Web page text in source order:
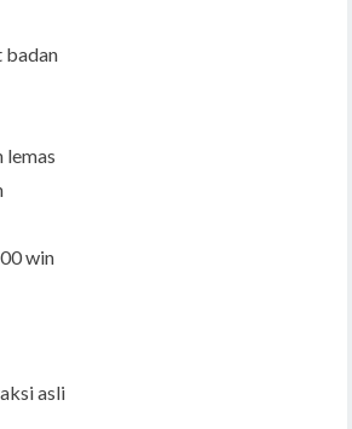
badan
lemas
win
asli